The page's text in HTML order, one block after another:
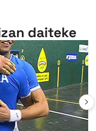
daiteke